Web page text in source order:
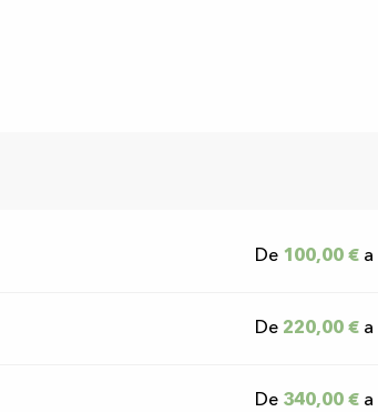
De 100,00 € a
De 220,00 € a
De 340,00 € a